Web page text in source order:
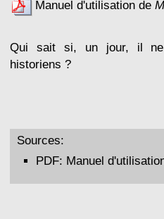
Manuel d'utilisation de
Qui sait si, un jour, il ne
historiens ?
Sources:
PDF: Manuel